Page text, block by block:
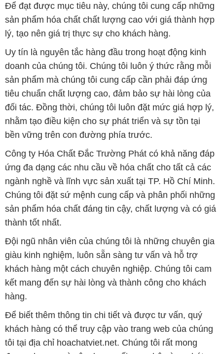
Để đạt được mục tiêu này, chúng tôi cung cấp những
sản phẩm hóa chất chất lượng cao với giá thành hợp
lý, tạo nên giá trị thực sự cho khách hàng.
Uy tín là nguyên tắc hàng đầu trong hoạt động kinh
doanh của chúng tôi. Chúng tôi luôn ý thức rằng mỗi
sản phẩm mà chúng tôi cung cấp cần phải đáp ứng
tiêu chuẩn chất lượng cao, đảm bảo sự hài lòng của
đối tác. Đồng thời, chúng tôi luôn đặt mức giá hợp lý,
nhằm tạo điều kiện cho sự phát triển và sự tồn tại
bền vững trên con đường phía trước.
Công ty Hóa Chất Đắc Trường Phát có khả năng đáp
ứng đa dạng các nhu cầu về hóa chất cho tất cả các
ngành nghề và lĩnh vực sản xuất tại TP. Hồ Chí Minh.
Chúng tôi đặt sứ mệnh cung cấp và phân phối những
sản phẩm hóa chất đáng tin cậy, chất lượng và có giá
thành tốt nhất.
Đội ngũ nhân viên của chúng tôi là những chuyên gia
giàu kinh nghiệm, luôn sẵn sàng tư vấn và hỗ trợ
khách hàng một cách chuyên nghiệp. Chúng tôi cam
kết mang đến sự hài lòng và thành công cho khách
hàng.
Để biết thêm thông tin chi tiết và được tư vấn, quý
khách hàng có thể truy cập vào trang web của chúng
tôi tại địa chỉ hoachatviet.net. Chúng tôi rất mong